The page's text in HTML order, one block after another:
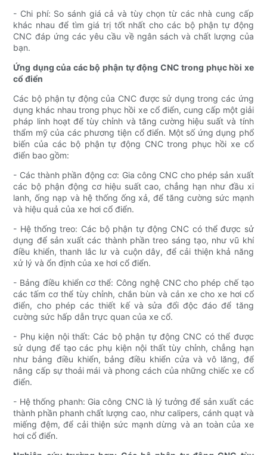
- Chi phí: So sánh giá cả và tùy chọn từ các nhà cung cấp
khác nhau để tìm giá trị tốt nhất cho các bộ phận tự động
CNC đáp ứng các yêu cầu về ngân sách và chất lượng của
bạn.
Ứng dụng của các bộ phận tự động CNC trong phục hồi xe
cổ điển
Các bộ phận tự động của CNC được sử dụng trong các ứng
dụng khác nhau trong phục hồi xe cổ điển, cung cấp một giải
pháp linh hoạt để tùy chỉnh và tăng cường hiệu suất và tính
thẩm mỹ của các phương tiện cổ điển. Một số ứng dụng phổ
biến của các bộ phận tự động CNC trong phục hồi xe cổ
điển bao gồm:
- Các thành phần động cơ: Gia công CNC cho phép sản xuất
các bộ phận động cơ hiệu suất cao, chẳng hạn như đầu xi
lanh, ống nạp và hệ thống ống xả, để tăng cường sức mạnh
và hiệu quả của xe hơi cổ điển.
- Hệ thống treo: Các bộ phận tự động CNC có thể được sử
dụng để sản xuất các thành phần treo sáng tạo, như vũ khí
điều khiển, thanh lắc lư và cuộn dây, để cải thiện khả năng
xử lý và ổn định của xe hơi cổ điển.
- Bảng điều khiển cơ thể: Công nghệ CNC cho phép chế tạo
các tấm cơ thể tùy chỉnh, chắn bùn và cản xe cho xe hơi cổ
điển, cho phép các thiết kế và sửa đổi độc đáo để tăng
cường sức hấp dẫn trực quan của xe cổ.
- Phụ kiện nội thất: Các bộ phận tự động CNC có thể được
sử dụng để tạo các phụ kiện nội thất tùy chỉnh, chẳng hạn
như bảng điều khiển, bảng điều khiển cửa và vô lăng, để
nâng cấp sự thoải mái và phong cách của những chiếc xe cổ
điển.
- Hệ thống phanh: Gia công CNC là lý tưởng để sản xuất các
thành phần phanh chất lượng cao, như calipers, cánh quạt và
miếng đệm, để cải thiện sức mạnh dừng và an toàn của xe
hơi cổ điển.